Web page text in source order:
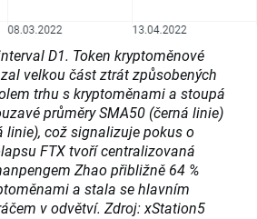
D1. Token kryptoměnové
velkou část ztrát způsobených
trhu s kryptoměnami a stoupá
průměry SMA50 (černá linie)
linie), což signalizuje pokus o
FTX tvoří centralizovaná
Zhao přibližně 64 %
a stala se hlavním
v odvětví. Zdroj: xStation5